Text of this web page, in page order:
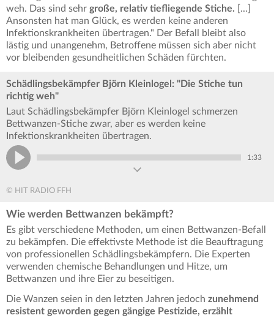
weh. Das sind sehr große, relativ tiefliegende Stiche.
[...]
Ansonsten hat man Glück, es werden keine anderen
Infektionskrankheiten übertragen." Der Befall bleibt also
lästig und unangenehm, Betroffene müssen sich aber nicht
vor bleibenden gesundheitlichen Schäden fürchten.
Schädlingsbekämpfer Björn Kleinlogel: "Die Stiche tun
richtig weh"
Laut Schädlingsbekämpfer Björn Kleinlogel schmerzen
Bettwanzen-Stiche zwar, aber es werden keine
Infektionskrankheiten übertragen.
1:33
© HIT RADIO FFH
Wie werden Bettwanzen bekämpft?
Es gibt verschiedene Methoden, um einen Bettwanzen-Befall
zu bekämpfen. Die effektivste Methode ist die Beauftragung
von professionellen Schädlingsbekämpfern. Die Experten
verwenden chemische Behandlungen und Hitze, um
Bettwanzen und ihre Eier zu beseitigen.
Die Wanzen seien in den letzten Jahren jedoch zunehmend
resistent geworden gegen gängige Pestizide, erzählt